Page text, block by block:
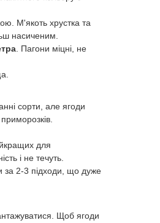
М'якоть хрустка та
насиченим.
. Пагони міцні, не
сорти, але ягоди
для
і не течуть.
за 2-3 підходи, що дуже
Щоб ягоди